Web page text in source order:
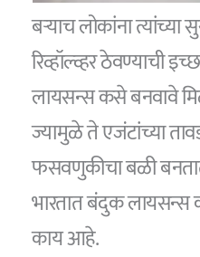
बर्‍याच लोकांना त्यांच्या
रिव्हॉल्व्हर ठेवण्याची
लायसन्स कसे बनवावे
ज्यामुळे ते एजंटांच्या
फसवणुकीचा बळी
भारतात बंदुक लायसन्स
काय आहे.